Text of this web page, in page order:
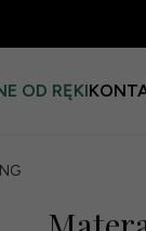
OD RĘKI